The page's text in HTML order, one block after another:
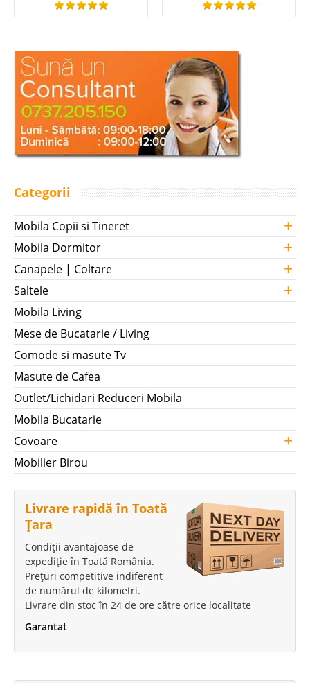
Categorii
Mobila Copii si Tineret +
Mobila Dormitor +
Canapele | Coltare +
Saltele +
Mobila Living
Mese de Bucatarie / Living
Comode si masute Tv
Masute de Cafea
Outlet/Lichidari Reduceri Mobila
Mobila Bucatarie
Covoare
+
Mobilier Birou
Livrare rapidă în Toată
Țara
Condiții avantajoase de
expediție în Toată România.
Prețuri competitive indiferent
de numărul de kilometri.
Livrare din stoc în 24 de ore către orice localitate
Garantat